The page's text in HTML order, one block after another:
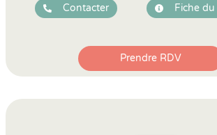
Contacter Fiche
Prendre RDV